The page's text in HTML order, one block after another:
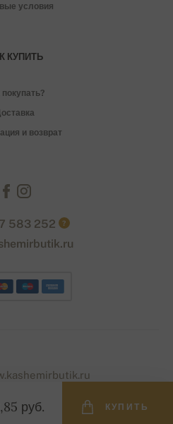
руб. КУПИТЬ
условия
КУПИТЬ
покупать?
и возврат
583 252 ?
. | Powered by Simplia.cz